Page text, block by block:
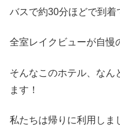
バスで約30分ほどで到着
全室レイクビューが自慢
そんなこのホテル、なん
ます！
私たちは帰りに利用しま